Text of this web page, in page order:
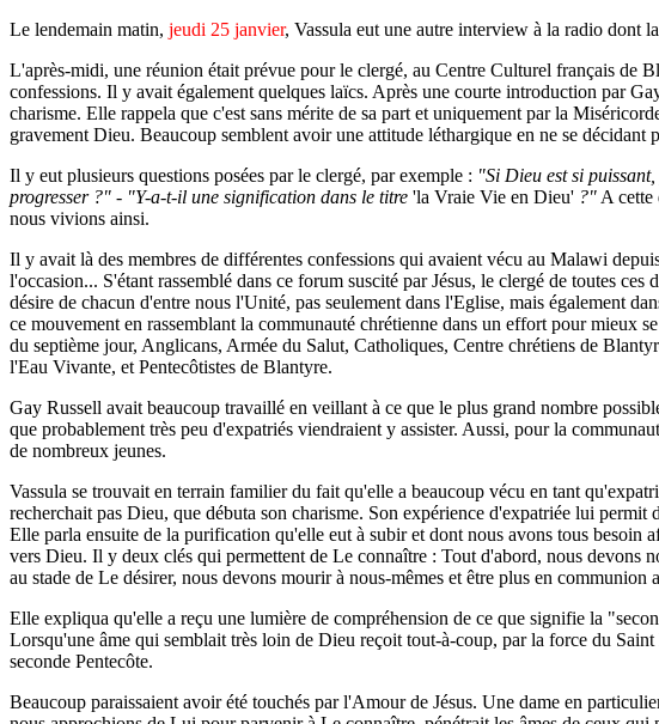
Le lendemain matin, jeudi 25 janvier, Vassula eut une autre interview à la radio dont
L'après-midi, une réunion était prévue pour le clergé, au Centre Culturel français de
confessions. Il y avait également quelques laïcs. Après une courte introduction par
charisme. Elle rappela que c'est sans mérite de sa part et uniquement par la
gravement Dieu. Beaucoup semblent avoir une attitude léthargique en ne se
Il y eut plusieurs questions posées par le clergé, par exemple : "Si Dieu est si
progresser ?" - "Y-a-t-il une signification dans le titre 'la Vraie Vie en Dieu' ?" A cette
nous vivions ainsi.
Il y avait là des membres de différentes confessions qui avaient vécu au Malawi
l'occasion... S'étant rassemblé dans ce forum suscité par Jésus, le clergé de toutes
désire de chacun d'entre nous l'Unité, pas seulement dans l'Eglise, mais également
ce mouvement en rassemblant la communauté chrétienne dans un effort pour mieux
du septième jour, Anglicans, Armée du Salut, Catholiques, Centre chrétiens de
l'Eau Vivante, et Pentecôtistes de Blantyre.
Gay Russell avait beaucoup travaillé en veillant à ce que le plus grand nombre
que probablement très peu d'expatriés viendraient y assister. Aussi, pour la
de nombreux jeunes.
Vassula se trouvait en terrain familier du fait qu'elle a beaucoup vécu en tant
recherchait pas Dieu, que débuta son charisme. Son expérience d'expatriée lui
Elle parla ensuite de la purification qu'elle eut à subir et dont nous avons tous besoin
vers Dieu. Il y deux clés qui permettent de Le connaître : Tout d'abord, nous devons
au stade de Le désirer, nous devons mourir à nous-mêmes et être plus en communion
Elle expliqua qu'elle a reçu une lumière de compréhension de ce que signifie la
Lorsqu'une âme qui semblait très loin de Dieu reçoit tout-à-coup, par la force du
seconde Pentecôte.
Beaucoup paraissaient avoir été touchés par l'Amour de Jésus. Une dame en